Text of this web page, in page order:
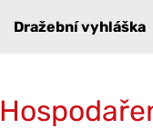
Dražební vyhláška